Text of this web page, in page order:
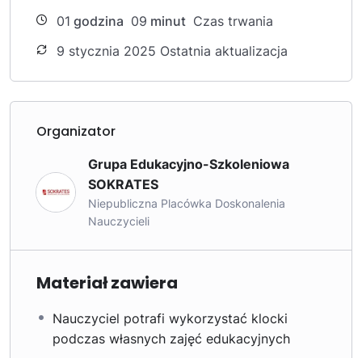
01 godzina 09 minut Czas trwania
9 stycznia 2025 Ostatnia aktualizacja
Organizator
Grupa Edukacyjno-Szkoleniowa
SOKRATES
Niepubliczna Placówka Doskonalenia
Nauczycieli
Materiał zawiera
Nauczyciel potrafi wykorzystać klocki
podczas własnych zajęć edukacyjnych